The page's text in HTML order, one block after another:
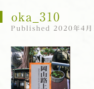
oka_310
Published 2020年4月